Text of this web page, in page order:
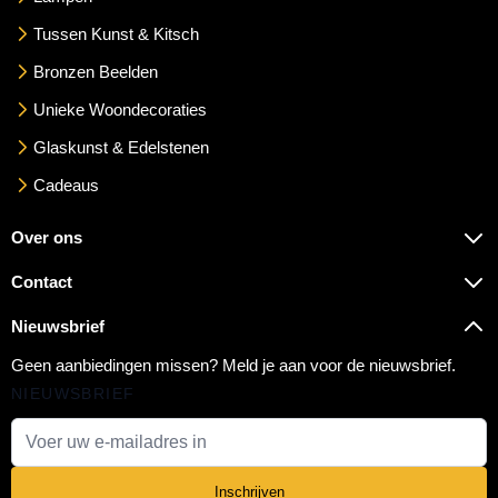
Tussen Kunst & Kitsch
Bronzen Beelden
Unieke Woondecoraties
Glaskunst & Edelstenen
Cadeaus
Over ons
Contact
Nieuwsbrief
Geen aanbiedingen missen? Meld je aan voor de nieuwsbrief.
NIEUWSBRIEF
Inschrijven